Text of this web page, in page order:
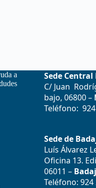
a
Sede
C/ Juan
bajo, 06800 –
Teléfono:
Sede de
Luís Álvarez
Oficina 13.
06011 –
Teléfono: 924